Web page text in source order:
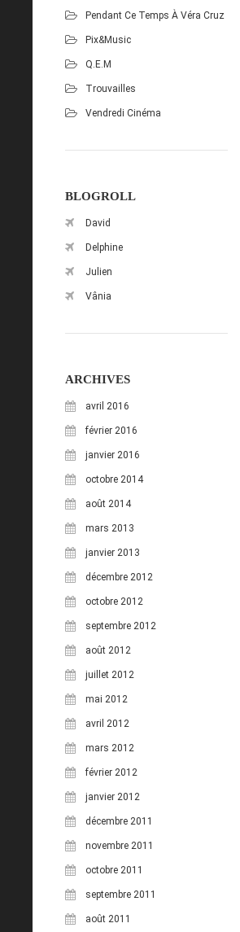
Pendant Ce Temps À Véra Cruz
Pix&Music
Q.E.M
Trouvailles
Vendredi Cinéma
BLOGROLL
David
Delphine
Julien
Vânia
ARCHIVES
avril 2016
février 2016
janvier 2016
octobre 2014
août 2014
mars 2013
janvier 2013
décembre 2012
octobre 2012
septembre 2012
août 2012
juillet 2012
mai 2012
avril 2012
mars 2012
février 2012
janvier 2012
décembre 2011
novembre 2011
octobre 2011
septembre 2011
août 2011